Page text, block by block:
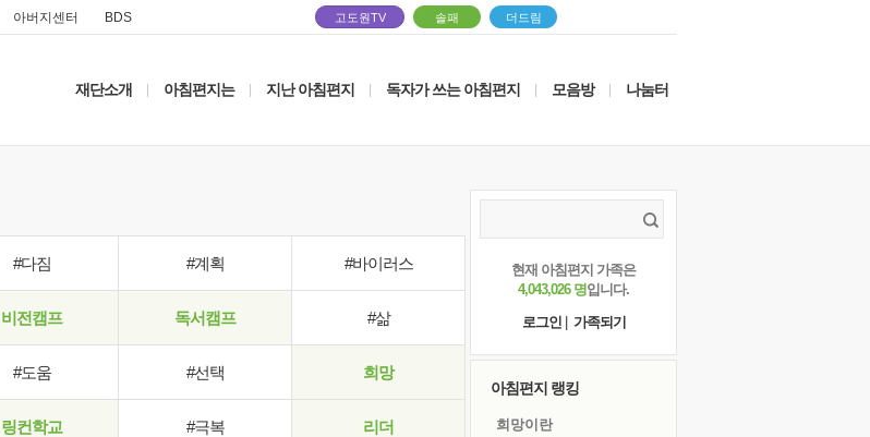
아버지센터 BDS 고도원TV 솔패 더드림
재단소개 아침편지는 지난 아침편지 독자가 쓰는 아침편지 모음방 나눔터
#다짐 #계획 #바이러스
비전캠프 독서캠프 #삶
#도움 #선택 희망
링컨학교 #극복 리더
현재 아침편지 가족은
4,043,026 명입니다.
로그인
가족되기
아침편지 랭킹
희망이란